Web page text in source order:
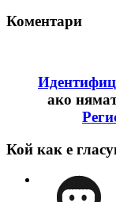
Коментари
ако
Кой как е